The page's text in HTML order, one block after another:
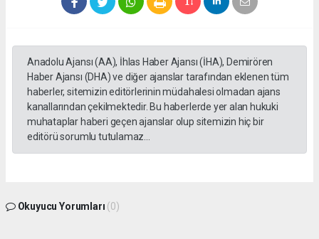
Anadolu Ajansı (AA), İhlas Haber Ajansı (İHA), Demirören
Haber Ajansı (DHA) ve diğer ajanslar tarafından eklenen tüm
haberler, sitemizin editörlerinin müdahalesi olmadan ajans
kanallarından çekilmektedir. Bu haberlerde yer alan hukuki
muhataplar haberi geçen ajanslar olup sitemizin hiç bir
editörü sorumlu tutulamaz...
Okuyucu Yorumları (0)